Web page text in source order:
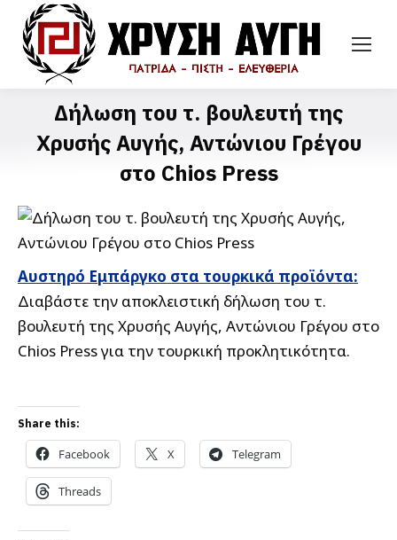
Δήλωση του τ. βουλευτή της
Χρυσής Αυγής, Αντώνιου Γρέγου
στο Chios Press
Αυστηρό Εμπάργκο στα τουρκικά προϊόντα:
Διαβάστε την αποκλειστική δήλωση του τ.
βουλευτή της Χρυσής Αυγής, Αντώνιου Γρέγου στο
Chios Press για την τουρκική προκλητικότητα.
Share this:
Facebook X Telegram
Threads